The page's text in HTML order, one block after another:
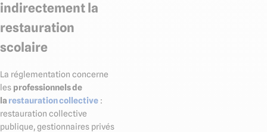
indirectement la
restauration
scolaire
La réglementation concerne
les professionnels de
la restauration collective :
restauration collective
publique, gestionnaires privés